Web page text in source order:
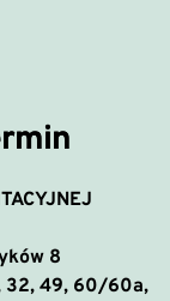
8
32, 49, 60/60a,